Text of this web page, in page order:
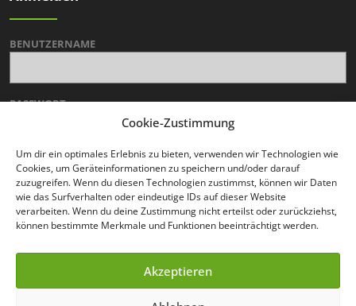
Cookie-Zustimmung
Um dir ein optimales Erlebnis zu bieten, verwenden wir Technologien wie
Cookies, um Geräteinformationen zu speichern und/oder darauf
zuzugreifen. Wenn du diesen Technologien zustimmst, können wir Daten
wie das Surfverhalten oder eindeutige IDs auf dieser Website
verarbeiten. Wenn du deine Zustimmung nicht erteilst oder zurückziehst,
können bestimmte Merkmale und Funktionen beeinträchtigt werden.
Akzeptieren
BENUTZERNAME
PASSWORT